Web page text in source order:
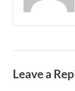
Leave a